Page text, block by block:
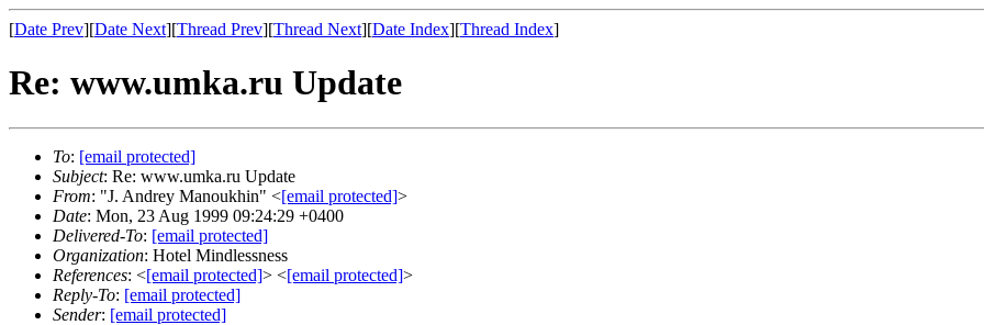
[Date Prev][Date Next][Thread Prev][Thread Next][Date Index][Thread Index]
Re: www.umka.ru Update
To: [email protected]
Subject: Re: www.umka.ru Update
From: "J. Andrey Manoukhin" <[email protected]>
Date: Mon, 23 Aug 1999 09:24:29 +0400
Delivered-To: [email protected]
Organization: Hotel Mindlessness
References: <[email protected]> <[email protected]>
Reply-To: [email protected]
Sender: [email protected]